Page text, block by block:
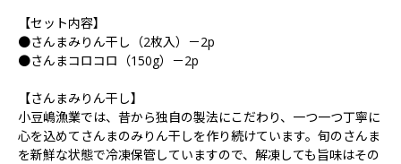
【セット内容】
●さんまみりん干し（2枚入）－2p
●さんまコロコロ（150g）－2p
【さんまみりん干し】
小豆嶋漁業では、昔から独自の製法にこだわり、一つ一つ丁寧に
心を込めてさんまのみりん干しを作り続けています。旬のさんま
を新鮮な状態で冷凍保管していますので、解凍しても旨味はその